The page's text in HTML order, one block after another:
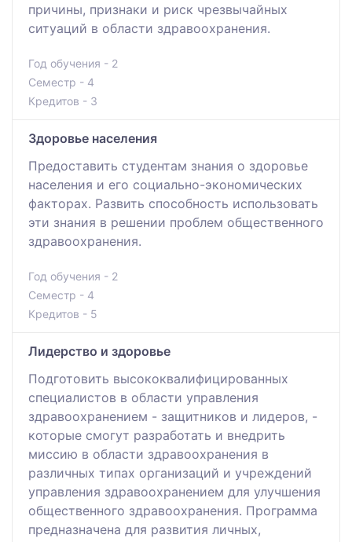
причины, признаки и риск чрезвычайных
ситуаций в области здравоохранения.
Год обучения - 2
Семестр - 4
Кредитов - 3
Здоровье населения
Предоставить студентам знания о здоровье
населения и его социально-экономических
факторах. Развить способность использовать
эти знания в решении проблем общественного
здравоохранения.
Год обучения - 2
Семестр - 4
Кредитов - 5
Лидерство и здоровье
Подготовить высококвалифицированных
специалистов в области управления
здравоохранением - защитников и лидеров, -
которые смогут разработать и внедрить
миссию в области здравоохранения в
различных типах организаций и учреждений
управления здравоохранением для улучшения
общественного здравоохранения. Программа
предназначена для развития личных,